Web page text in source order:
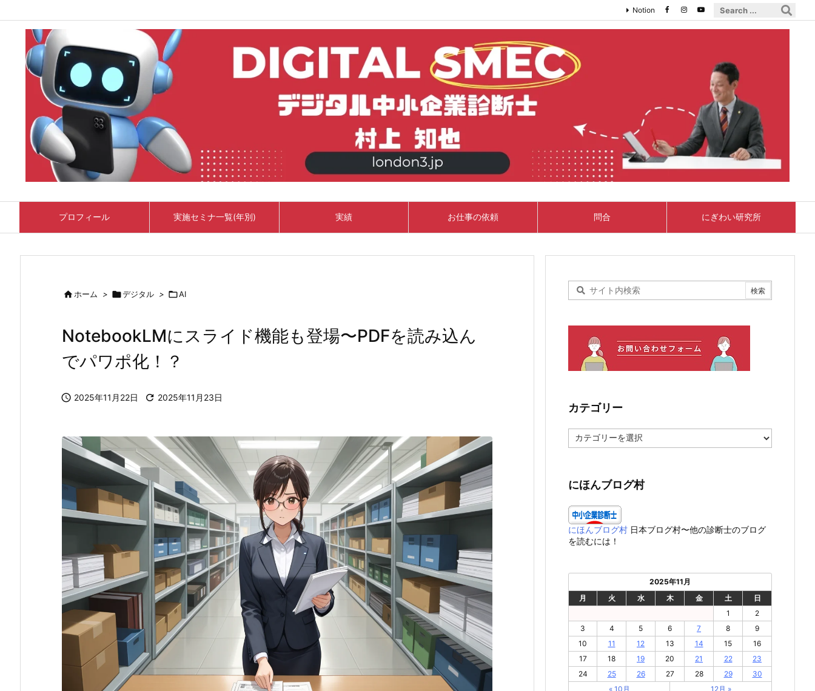
プロフィール 実施セミナ一覧(年別) 実績 お仕事の依頼 問合 にぎわい研究所
Notion
ホーム > デジタル > AI
NotebookLMにスライド機能も登場〜PDFを読み込ん
でパワポ化！？
 2025年11月22日  2025年11月23日
カテゴリー
テ
ー
にほんブログ村
にほんブログ村 日本ブログ村〜他の診断士のブログ
を読むには！
2025年11月
月
火 水 木 金 土
日
1
2
3
4 5 6 7 8
9
10
11 12 13 14 15
16
17
18 19 20 21 22
23
24
25 26 27 28 29
30
« 10月
12月 »